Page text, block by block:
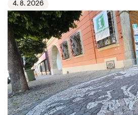
4. 8. 2026